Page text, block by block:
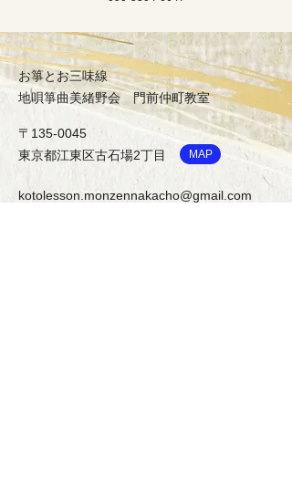
お箏とお三味線
地唄箏曲美緒野会門前仲町教室
〒135-0045
東京都江東区古石場2丁目
kotolesson.monzennakacho@gmail.com
MAP